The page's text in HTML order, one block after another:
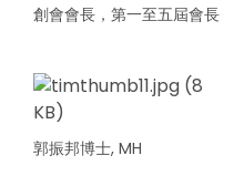
創會會長，第一至五屆會長
郭振邦博士, MH